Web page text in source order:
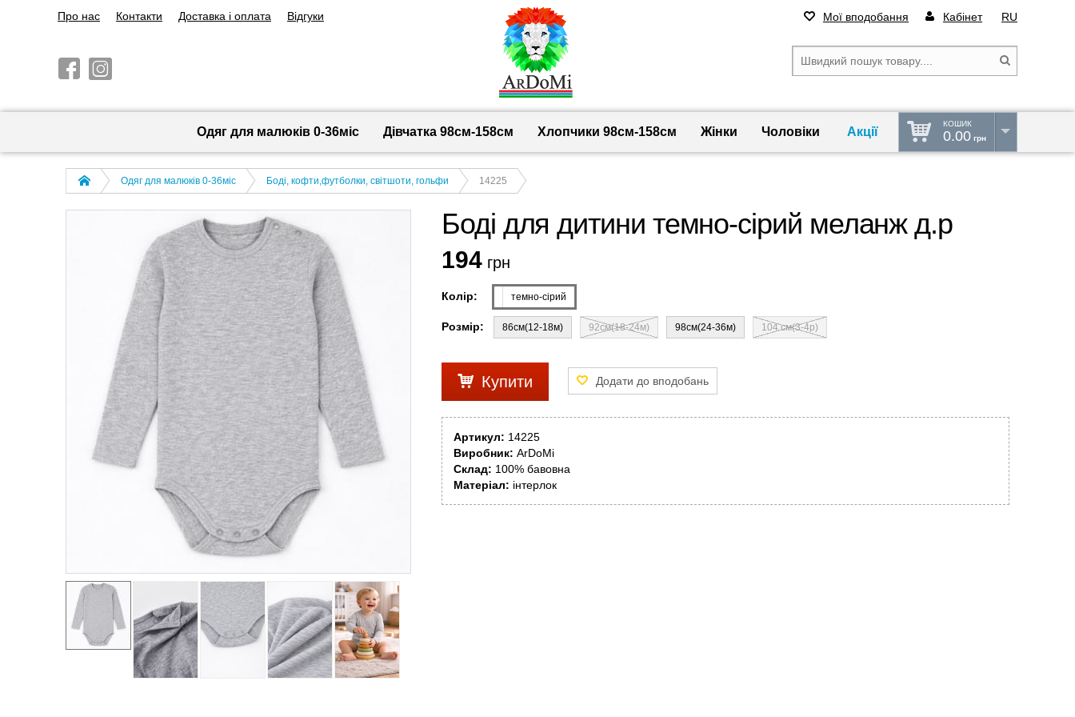
Про нас Контакти Доставка і оплата Відгуки Мої вподобання Кабінет RU
Одяг для малюків 0-36міс Дівчатка 98cм-158см Хлопчики 98см-158см Жінки Чоловіки Акції
КОШИК
0.00 грн
Одяг для малюків 0-36міс Боді, кофти,футболки, світшоти, гольфи 14225
Боді для дитини темно-сірий меланж д.р
194 грн
Колір: темно-сірий
Розмір: 86см(12-18м) 92см(18-24м) 98см(24-36м) 104 см(3-4р)
Купити
Артикул: 14225
Виробник: ArDoMi
Склад: 100% бавовна
Матеріал: інтерлок